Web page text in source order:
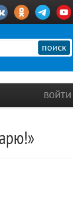
поиск
войти